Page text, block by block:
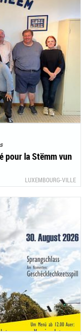
pour la Stëmm vun
LUXEMBOURG-VILLE